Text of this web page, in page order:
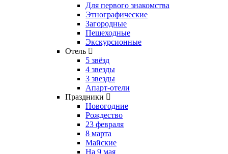
Для первого знакомства
Этнографические
Загородные
Пешеходные
Экскурсионные
Отель
5 звёзд
4 звезды
3 звезды
Апарт-отели
Праздники
Новогодние
Рождество
23 февраля
8 марта
Майские
На 9 мая